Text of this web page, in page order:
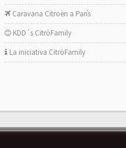
Caravana Citroën a París
KDD´s CitröFamily
La iniciativa CitröFamily